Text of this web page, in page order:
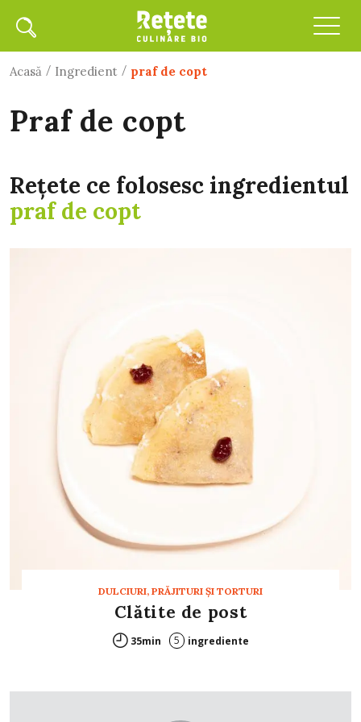
Acasă / Ingredient / praf de copt
praf de copt
Rețete ce folosesc ingredientul
praf de copt
DULCIURI, PRĂJITURI ȘI TORTURI
Clătite de post
35min 5 ingrediente